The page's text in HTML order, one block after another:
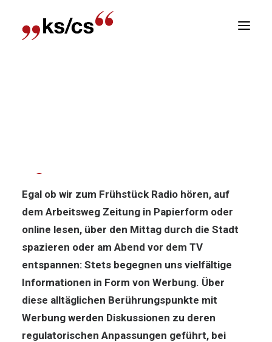
Egal ob wir zum Frühstück Radio hören, auf
dem Arbeitsweg Zeitung in Papierform oder
online lesen, über den Mittag durch die Stadt
spazieren oder am Abend vor dem TV
entspannen: Stets begegnen uns vielfältige
Informationen in Form von Werbung. Über
diese alltäglichen Berührungspunkte mit
Werbung werden Diskussionen zu deren
regulatorischen Anpassungen geführt, bei